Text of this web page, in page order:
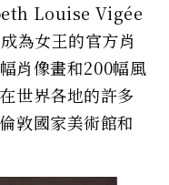
Louise Vigée
為女王的官方肖
肖像畫和200幅風
世界各地的許多
敦國家美術館和